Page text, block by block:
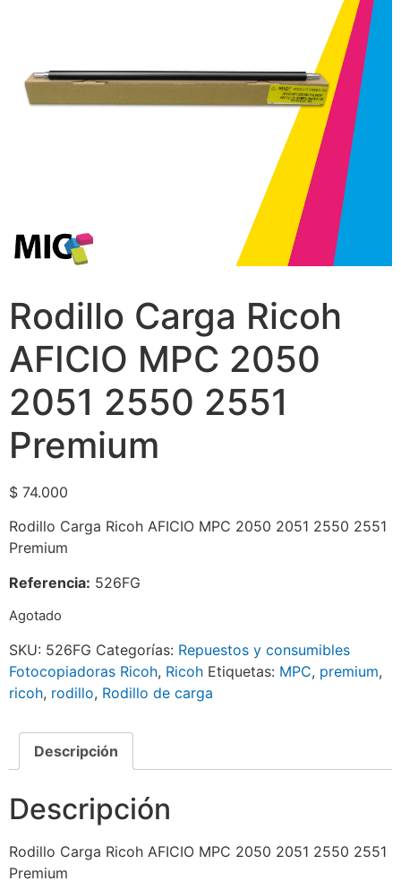
Rodillo Carga Ricoh
AFICIO MPC 2050
2051 2550 2551
Premium
$ 74.000
Rodillo Carga Ricoh AFICIO MPC 2050 2051 2550 2551
Premium
Referencia: 526FG
Agotado
SKU: 526FG Categorías: Repuestos y consumibles
Fotocopiadoras Ricoh, Ricoh Etiquetas: MPC, premium,
ricoh, rodillo, Rodillo de carga
Descripción
Descripción
Rodillo Carga Ricoh AFICIO MPC 2050 2051 2550 2551
Premium